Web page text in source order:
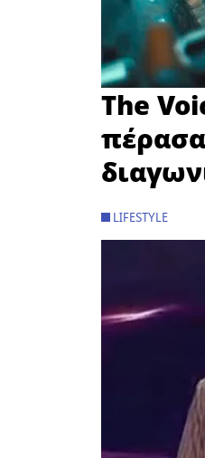
The
LIFESTYLE